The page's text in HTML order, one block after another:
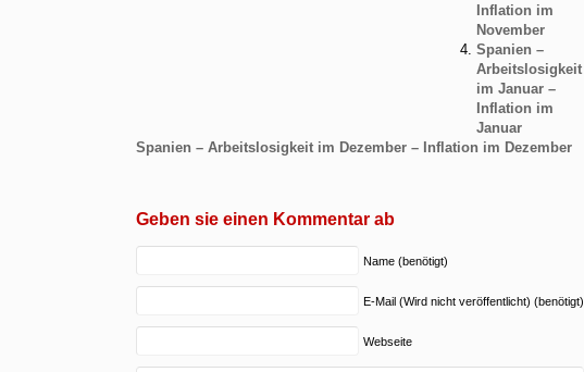
Inflation im
November
Spanien –
Arbeitslosigkeit
im Januar –
Inflation im
Januar
Spanien – Arbeitslosigkeit im Dezember – Inflation im Dezember
Geben sie einen Kommentar ab
Name (benötigt)
E-Mail (Wird nicht veröffentlicht) (benötigt)
Webseite